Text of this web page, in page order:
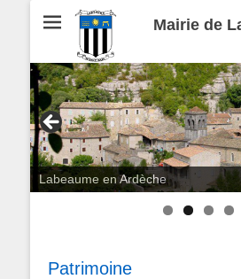
Mairie de
Labeaume en Ardèche
Patrimoine